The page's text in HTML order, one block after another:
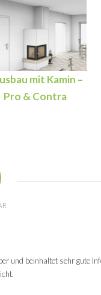
mit Kamin –
Pro & Contra
und beinhaltet sehr gute